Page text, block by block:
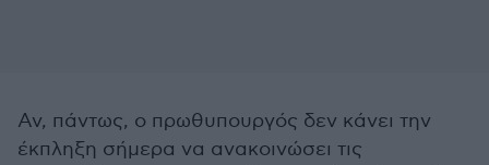
Αν, πάντως, ο πρωθυπουργός δεν κάνει την
έκπληξη σήμερα να ανακοινώσει τις